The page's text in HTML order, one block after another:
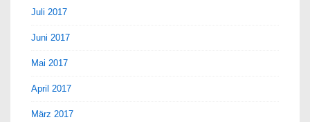
Juli 2017
Juni 2017
Mai 2017
April 2017
März 2017